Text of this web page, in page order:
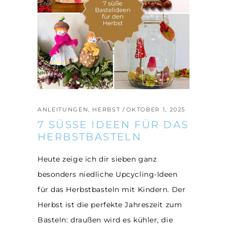
ANLEITUNGEN, HERBST OKTOBER 1, 2025
7 SÜSSE IDEEN FÜR DAS H
ERBSTBASTELN
Heute zeige ich dir sieben ganz
besonders niedliche Upcycling-Ideen
für das Herbstbasteln mit Kindern. Der
Herbst ist die perfekte Jahreszeit zum
Basteln: draußen wird es kühler, die